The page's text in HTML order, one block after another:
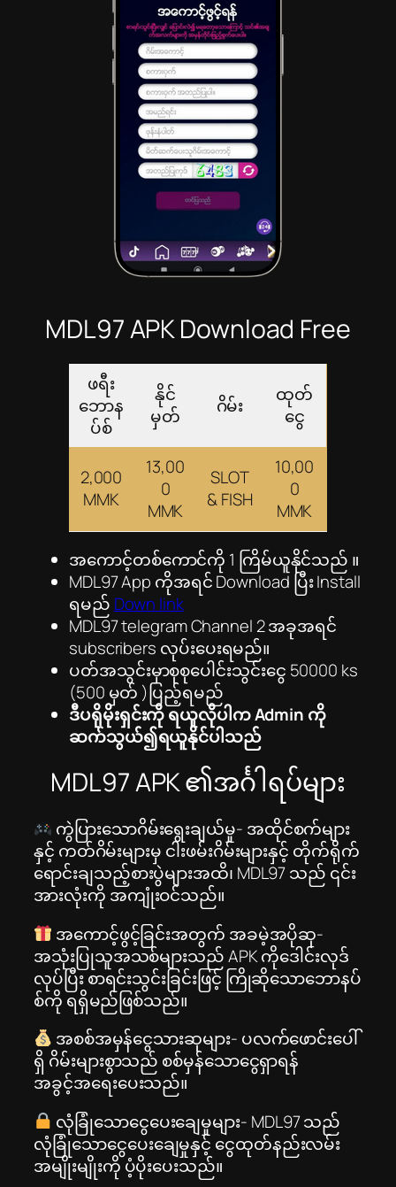
MDL97 APK Download Free
ဖရီး
ဘောန
ပ်စ်
နိုင်
မှတ်
ဂိမ်း
ထုတ်
ငွေ
2,000
MMK
13,00
0
MMK
SLOT
& FISH
10,00
0
MMK
အ‌ကောင့်တစ်ကောင်ကို 1 ကြိမ်ယူနိုင်သည် ။
MDL97 App ကိုအရင် Download ပြီး Install
ရမည် Down link
MDL97 telegram Channel 2 အခုအရင်
subscribers လုပ်းပေးရမည်။
ပတ်အသွင်းမှာစုစုပေါင်းသွင်းငွေ 50000 ks
(500 မှတ် )ပြည့်ရမည်
ဒီပရိုမိုးရှင်းကို ရယူလိုပါက Admin ကို
ဆက်သွယ်၍ရယူနိုင်ပါသည်
MDL97 APK ၏အင်္ဂါရပ်များ
ကွဲပြားသောဂိမ်းရွေးချယ်မှု- အထိုင်စက်များ
နှင့် ကတ်ဂိမ်းများမှ ငါးဖမ်းဂိမ်းများနှင့် တိုက်ရိုက်
ရောင်းချသည့်စားပွဲများအထိ၊ MDL97 သည် ၎င်း
အားလုံးကို အကျုံးဝင်သည်။
အကောင့်ဖွင့်ခြင်းအတွက် အခမဲ့အပိုဆု-
အသုံးပြုသူအသစ်များသည် APK ကိုဒေါင်းလုဒ်
လုပ်ပြီး စာရင်းသွင်းခြင်းဖြင့် ကြိုဆိုသောဘောနပ်
စ်ကို ရရှိမည်ဖြစ်သည်။
အစစ်အမှန်ငွေသားဆုများ- ပလက်ဖောင်းပေါ်
ရှိ ဂိမ်းများစွာသည် စစ်မှန်သောငွေရှာရန်
အခွင့်အရေးပေးသည်။
လုံခြုံသောငွေပေးချေမှုများ- MDL97 သည်
လုံခြုံသောငွေပေးချေမှုနှင့် ငွေထုတ်နည်းလမ်း
အမျိုးမျိုးကို ပံ့ပိုးပေးသည်။